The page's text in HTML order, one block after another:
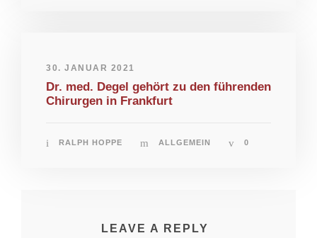
30. JANUAR 2021
Dr. med. Degel gehört zu den führenden
Chirurgen in Frankfurt
RALPH HOPPE ALLGEMEIN 0
LEAVE A REPLY